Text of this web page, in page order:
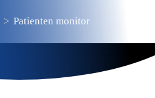
> Patienten monitor